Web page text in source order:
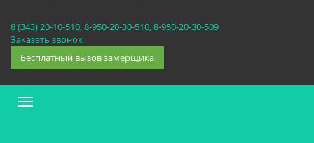
8 (343) 20-10-510, 8-950-20-30-510, 8-950-20-30-509
Заказать звонок
Бесплатный вызов замерщика
Меню